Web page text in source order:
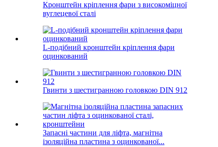
Кронштейн кріплення фари з високоміцної
вуглецевої сталі
L-подібний кронштейн кріплення фари
оцинкований
Гвинти з шестигранною головкою DIN 912
Запасні частини для ліфта, магнітна
ізоляційна пластина з оцинкованої...